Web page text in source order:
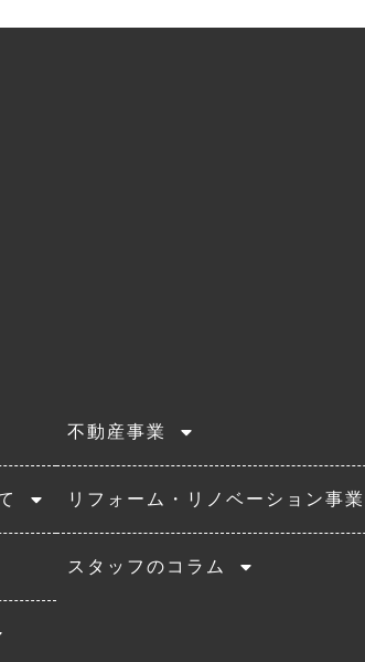
不動産事業
リフォーム・リノベーション事業
スタッフのコラム